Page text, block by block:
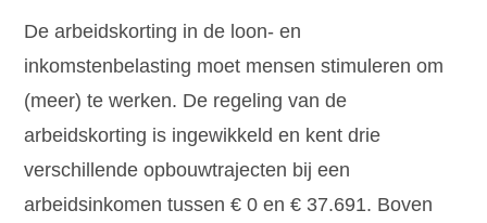
De arbeidskorting in de loon- en
inkomstenbelasting moet mensen stimuleren om
(meer) te werken. De regeling van de
arbeidskorting is ingewikkeld en kent drie
verschillende opbouwtrajecten bij een
arbeidsinkomen tussen € 0 en € 37.691. Boven